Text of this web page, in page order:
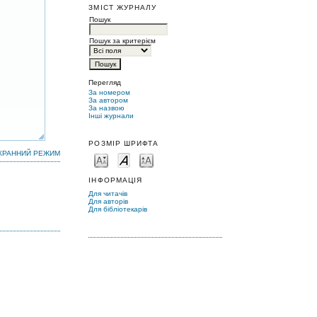
ЗМІСТ ЖУРНАЛУ
Пошук
Пошук за критерієм
Перегляд
За номером
За автором
За назвою
Інші журнали
РОЗМІР ШРИФТА
ІНФОРМАЦІЯ
Для читачів
Для авторів
Для бібліотекарів
РЕЖИМ